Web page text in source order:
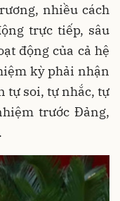
nhiều cách
trực tiếp, sâu
động của cả hệ
kỳ phải nhận
tự soi, tự nhắc, tự
trước Đảng,